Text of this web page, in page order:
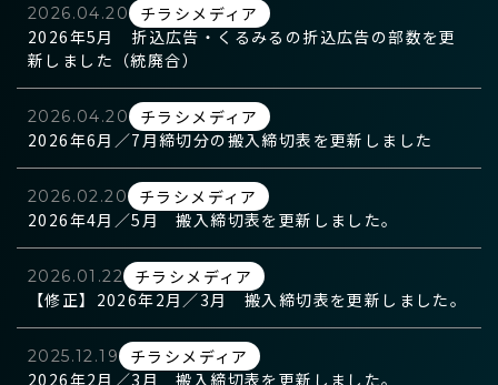
社史・記念誌制作
2026.04.20
チラシメディア
2026年5月 折込広告・くるみるの折込広告の部数を更
新しました（統廃合）
2026.04.20
チラシメディア
2026年6月／7月締切分の搬入締切表を更新しました
2026.02.20
チラシメディア
2026年4月／5月 搬入締切表を更新しました。
2026.01.22
チラシメディア
【修正】2026年2月／3月 搬入締切表を更新しました。
2025.12.19
チラシメディア
2026年2月／3月 搬入締切表を更新しました。